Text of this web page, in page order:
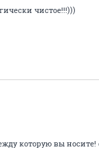
чистое!!!)))
которую вы носите!